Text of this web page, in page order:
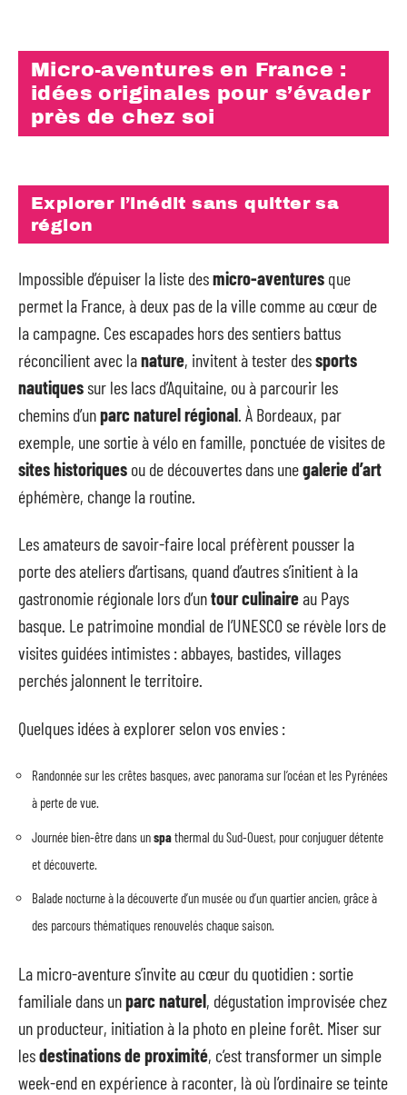
Micro-aventures en France :
idées originales pour s’évader
près de chez soi
Explorer l’inédit sans quitter sa
région
Impossible d’épuiser la liste desmicro-aventures que
permet la France, à deux pas de la ville comme au cœur de
la campagne. Ces escapades hors des sentiers battus
réconcilient avec lanature, invitent à tester dessports
nautiquessur les lacs d’Aquitaine, ou à parcourir les
chemins d’unparc naturel régional . À Bordeaux, par
exemple, une sortie à vélo en famille, ponctuée de visites de
sites historiques ou de découvertes dans unegalerie d’art
éphémère, change la routine.
Les amateurs de savoir-faire local préfèrent pousser la
porte des ateliers d’artisans, quand d’autres s’initient à la
gastronomie régionale lors d’untour culinaireau Pays
basque. Le patrimoine mondial de l’UNESCO se révèle lors de
visites guidées intimistes : abbayes, bastides, villages
perchés jalonnent le territoire.
Quelques idées à explorer selon vos envies :
Randonnée sur les crêtes basques, avec panorama sur l’océan et les Pyrénées
à perte de vue.
Journée bien-être dans unspathermal du Sud-Ouest, pour conjuguer détente
et découverte.
Balade nocturne à la découverte d’un musée ou d’un quartier ancien, grâce à
des parcours thématiques renouvelés chaque saison.
La micro-aventure s’invite au cœur du quotidien : sortie
familiale dans unparc naturel, dégustation improvisée chez
un producteur, initiation à la photo en pleine forêt. Miser sur
lesdestinations de proximité, c’est transformer un simple
week-end en expérience à raconter, là où l’ordinaire se teinte